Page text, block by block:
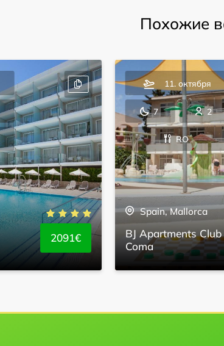
Похожие
2091€
11. октября
7 2
RO
Spain, Mallorca
BJ Apartments Club
Coma